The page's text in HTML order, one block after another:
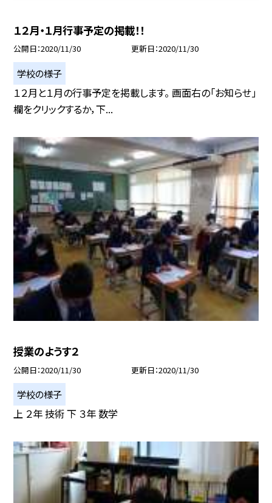
１２月・１月行事予定の掲載！！
公開日 2020/11/30 更新日 2020/11/30
学校の様子
１２月と１月の行事予定を掲載します。 画面右の「お知らせ」
欄をクリックするか，下...
授業のようす２
公開日 2020/11/30 更新日 2020/11/30
学校の様子
上 ２年 技術 下 ３年 数学